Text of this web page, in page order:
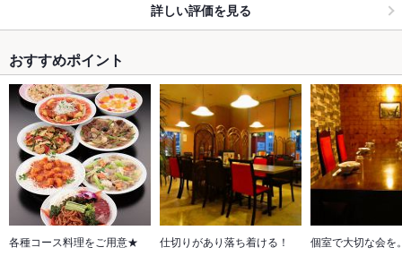
詳しい評価を見る
おすすめポイント
各種コース料理をご用意★ 仕切りがあり落ち着ける！ 個室で大切な会を